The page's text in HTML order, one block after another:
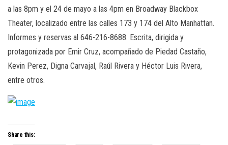
a las 8pm y el 24 de mayo a las 4pm en Broadway Blackbox
Theater, localizado entre las calles 173 y 174 del Alto Manhattan.
Informes y reservas al 646-216-8688. Escrita, dirigida y
protagonizada por Emir Cruz, acompañado de Piedad Castaño,
Kevin Perez, Digna Carvajal, Raúl Rivera y Héctor Luis Rivera,
entre otros.
Share this: